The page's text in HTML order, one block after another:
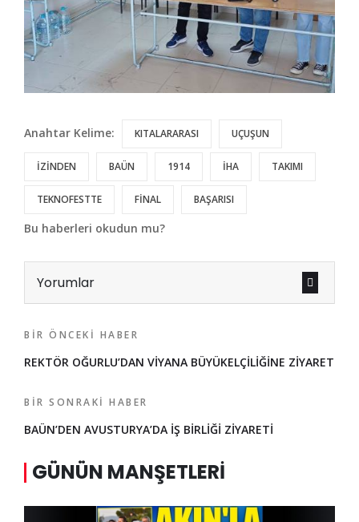
Anahtar Kelime: KITALARARASI UÇUŞUN
İZİNDEN BAÜN 1914 İHA TAKIMI
TEKNOFESTTE FİNAL BAŞARISI
Bu haberleri okudun mu?
Yorumlar
BIR ÖNCEKI HABER
REKTÖR OĞURLU’DAN VİYANA BÜYÜKELÇİLİĞİNE ZİYARET
BIR SONRAKI HABER
BAÜN’DEN AVUSTURYA’DA İŞ BİRLİĞİ ZİYARETİ
GÜNÜN MANŞETLERI